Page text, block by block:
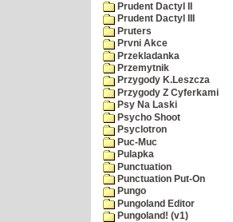
Prudent Dactyl II
Prudent Dactyl III
Pruters
Prvni Akce
Przekladanka
Przemytnik
Przygody K.Leszcza
Przygody Z Cyferkami
Psy Na Laski
Psycho Shoot
Psyclotron
Puc-Muc
Pulapka
Punctuation
Punctuation Put-On
Pungo
Pungoland Editor
Pungoland! (v1)